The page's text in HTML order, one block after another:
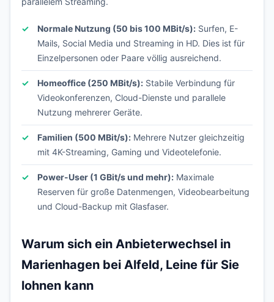
Normale Nutzung (50 bis 100 MBit/s): Surfen, E-
Mails, Social Media und Streaming in HD. Dies ist für
Einzelpersonen oder Paare völlig ausreichend.
Homeoffice (250 MBit/s): Stabile Verbindung für
Videokonferenzen, Cloud-Dienste und parallele
Nutzung mehrerer Geräte.
Familien (500 MBit/s): Mehrere Nutzer gleichzeitig
mit 4K-Streaming, Gaming und Videotelefonie.
Power-User (1 GBit/s und mehr): Maximale
Reserven für große Datenmengen, Videobearbeitung
und Cloud-Backup mit Glasfaser.
Warum sich ein Anbieterwechsel in
Marienhagen bei Alfeld, Leine für Sie
lohnen kann